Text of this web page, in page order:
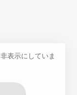
表示にしていま